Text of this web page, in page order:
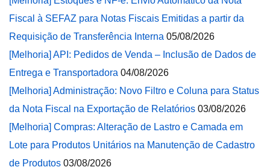
Fiscal à SEFAZ para Notas Fiscais Emitidas a partir da
Requisição de Transferência Interna 05/08/2026
[Melhoria] API: Pedidos de Venda – Inclusão de Dados de
Entrega e Transportadora 04/08/2026
[Melhoria] Administração: Novo Filtro e Coluna para Status
da Nota Fiscal na Exportação de Relatórios 03/08/2026
[Melhoria] Compras: Alteração de Lastro e Camada em
Lote para Produtos Unitários na Manutenção de Cadastro
de Produtos 03/08/2026